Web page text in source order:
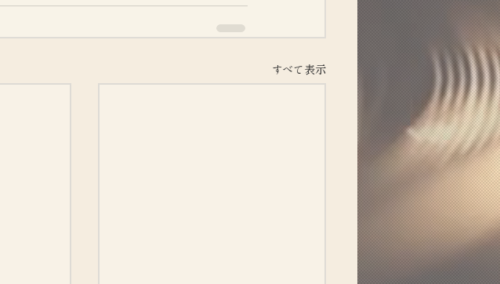
すべて表示